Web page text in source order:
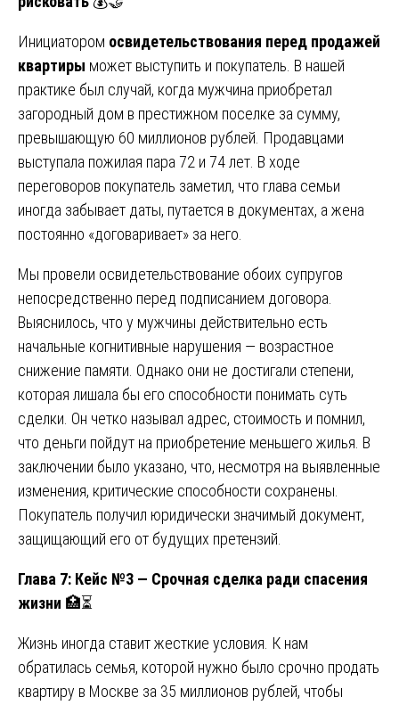
Инициатором освидетельствования перед продажей
квартиры может выступить и покупатель. В нашей
практике был случай, когда мужчина приобретал
загородный дом в престижном поселке за сумму,
превышающую 60 миллионов рублей. Продавцами
выступала пожилая пара 72 и 74 лет. В ходе
переговоров покупатель заметил, что глава семьи
иногда забывает даты, путается в документах, а жена
постоянно «договаривает» за него.
Мы провели освидетельствование обоих супругов
непосредственно перед подписанием договора.
Выяснилось, что у мужчины действительно есть
начальные когнитивные нарушения — возрастное
снижение памяти. Однако они не достигали степени,
которая лишала бы его способности понимать суть
сделки. Он четко называл адрес, стоимость и помнил,
что деньги пойдут на приобретение меньшего жилья. В
заключении было указано, что, несмотря на выявленные
изменения, критические способности сохранены.
Покупатель получил юридически значимый документ,
защищающий его от будущих претензий.
Глава 7: Кейс №3 — Срочная сделка ради спасения
жизни 🏥⏳
Жизнь иногда ставит жесткие условия. К нам
обратилась семья, которой нужно было срочно продать
квартиру в Москве за 35 миллионов рублей, чтобы